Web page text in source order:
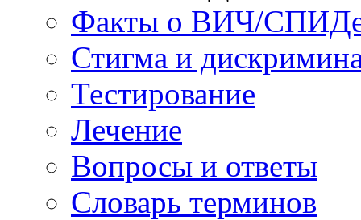
Факты о ВИЧ/
Стигма и
Тестирование
Лечение
Вопросы и ответы
Словарь терминов